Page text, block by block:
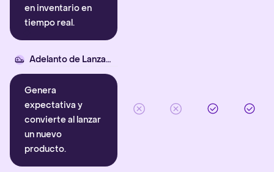
en inventario en
tiempo real.
Adelanto de Lanzamiento
Genera
expectativa y
convierte al lanzar
un nuevo
producto.